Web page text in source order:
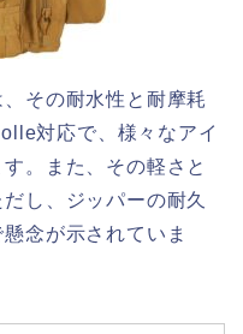
その耐水性と耐摩耗
対応で、様々なアイ
。また、その軽さと
し、ジッパーの耐久
念が示されていま